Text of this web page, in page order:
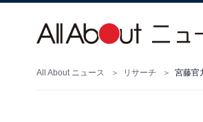
All About ニュース リサーチ 宮藤官